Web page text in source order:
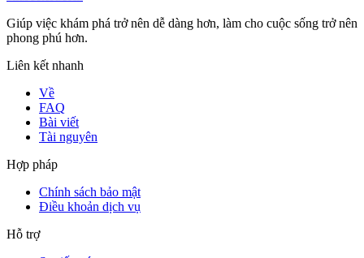
Giúp việc khám phá trở nên dễ dàng hơn, làm cho cuộc sống trở nên
phong phú hơn.
Liên kết nhanh
Về
FAQ
Bài viết
Tài nguyên
Hợp pháp
Chính sách bảo mật
Điều khoản dịch vụ
Hỗ trợ